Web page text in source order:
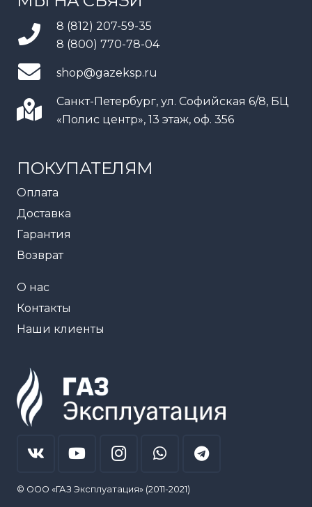
© ООО «ГАЗ Эксплуатация» (2011-2021)
ПОКУПАТЕЛЯМ
Оплата
Доставка
Гарантия
Возврат
О нас
Контакты
Наши клиенты
8 (812) 207-59-35
8 (800) 770-78-04
shop@gazeksp.ru
Санкт-Петербург, ул. Софийская 6/8, БЦ
«Полис центр», 13 этаж, оф. 356